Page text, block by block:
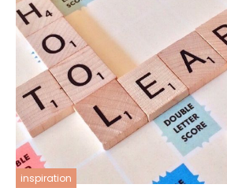
inspiration